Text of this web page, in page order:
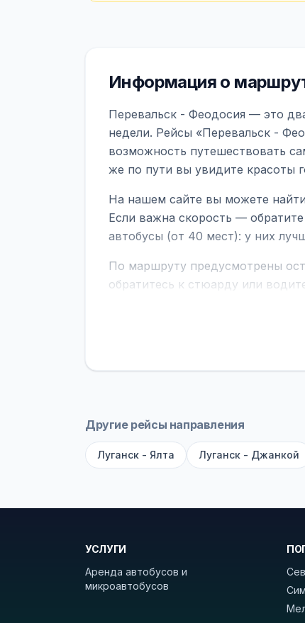
Информация о
Перевальск - Феодосия — это
недели. Рейсы «Перевальск -
возможность путешествовать
же по пути вы увидите красоты
На нашем сайте вы можете
Если важна скорость —
автобусы (от 40 мест): у них
По маршруту предусмотрены
обратитесь к стюарду или
В автобусах есть всё
устройств, вода, пледы. На
оплата производится только
рейсов вы увидите время
Удачных поездок! С
Другие рейсы направления
Луганск - Ялта Луганск - Джанкой
УСЛУГИ
Аренда автобусов и
микроавтобусов